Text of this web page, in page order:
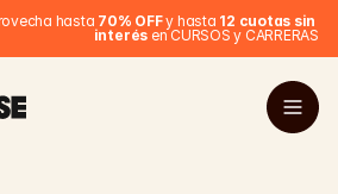
hasta 70% OFF y hasta 12 cuotas sin
interés en CURSOS y CARRERAS